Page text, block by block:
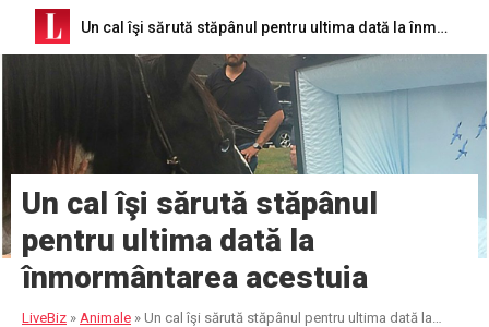
Un cal îşi sărută stăpânul pentru ultima dată la înmormântarea acestuia
Un cal îşi sărută stăpânul
pentru ultima dată la
înmormântarea acestuia
LiveBiz » Animale » Un cal îşi sărută stăpânul pentru ultima dată la